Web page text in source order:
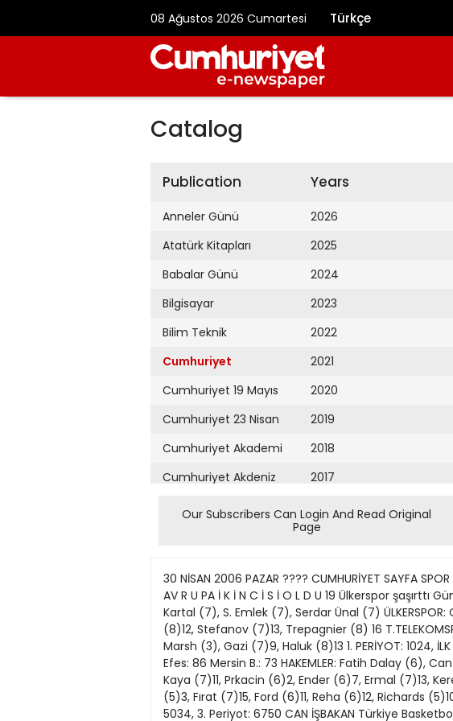
08 Ağustos 2026 Cumartesi Türkçe
Catalog
Publication
Anneler Günü
Atatürk Kitapları
Babalar Günü
Bilgisayar
Bilim Teknik
Cumhuriyet
Cumhuriyet 19 Mayıs
Cumhuriyet 23 Nisan
Cumhuriyet Akademi
Cumhuriyet Akdeniz
Cumhuriyet Alışveriş
Cumhuriyet Ankara
Cumhuriyet Büyük
Taaruz
Cumhuriyet
Cumartesi
Cumhuriyet Çevre
Years
2026
2025
2024
2023
2022
2021
2020
2019
2018
2017
2016
2015
2013
2012
2011
2010
2009
Our Subscribers Can Login And Read Original
Page
30 NİSAN 2006 PAZAR ???? CUMHURİYET SAYFA
AV R U PA İ K İ N C İ S İ O L D U 19 Ülkerspor şaşırttı
Kartal (7), S. Emlek (7), Serdar Ünal (7)
(8)12, Stefanov (7)13, Trepagnier (8) 16
Marsh (3), Gazi (7)9, Haluk (8)13 1. PERİYOT: 1024, İLK
Efes: 86 Mersin B.: 73 HAKEMLER: Fatih Dalay (6),
Kaya (7)11, Prkacin (6)2, Ender (6)7, Ermal (7)13,
(5)3, Fırat (7)15, Ford (6)11, Reha (6)12, Richards
5034, 3. Periyot: 6750 CAN İŞBAKAN Türkiye